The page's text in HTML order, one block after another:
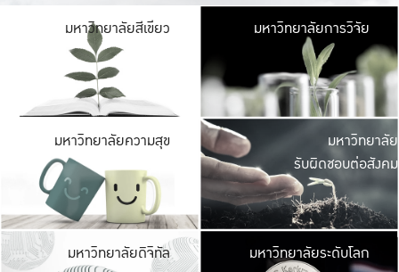
มหาวิทยาลัยสีเขียว มหาวิ
มีพื้นที่เขียวสดใส
เป็นป่าในเมือง เกษต
มหาวิทยาลัยการวิจัย
มหาวิทยาลัยความสุข มหาวิ
ค
เปิดประ
และพบเรื่องราวใ
มหาวิทยาลัย
รับผิดชอบต่อสังคม
มหาวิทยาลัยดิจิทัล มหาวิ
มหาวิทยาลัยระดับโลก